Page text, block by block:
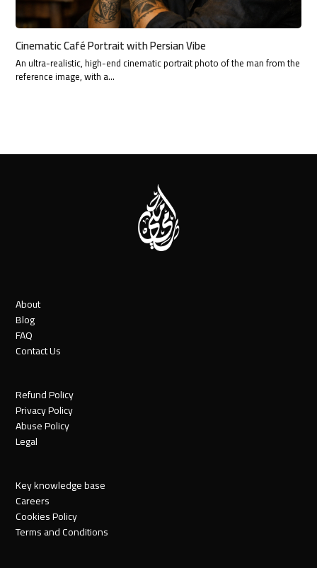
Cinematic Café Portrait with Persian Vibe
An ultra-realistic, high-end cinematic portrait photo of the man from the
reference image, with a…
About
Blog
FAQ
Contact Us
Refund Policy
Privacy Policy
Abuse Policy
Legal
Key knowledge base
Careers
Cookies Policy
Terms and Conditions